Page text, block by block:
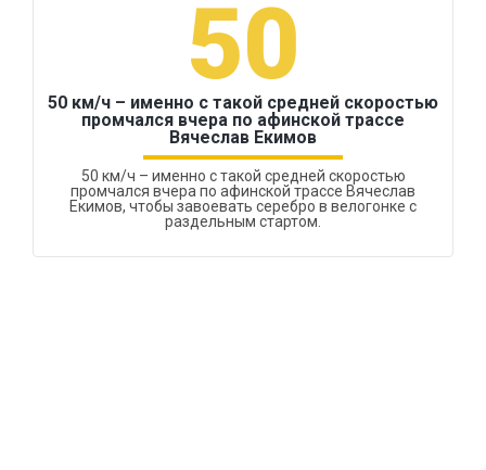
50
50 км/ч – именно с такой средней скоростью
промчался вчера по афинской трассе
Вячеслав Екимов
50 км/ч – именно с такой средней скоростью
промчался вчера по афинской трассе Вячеслав
Екимов, чтобы завоевать серебро в велогонке с
раздельным стартом.